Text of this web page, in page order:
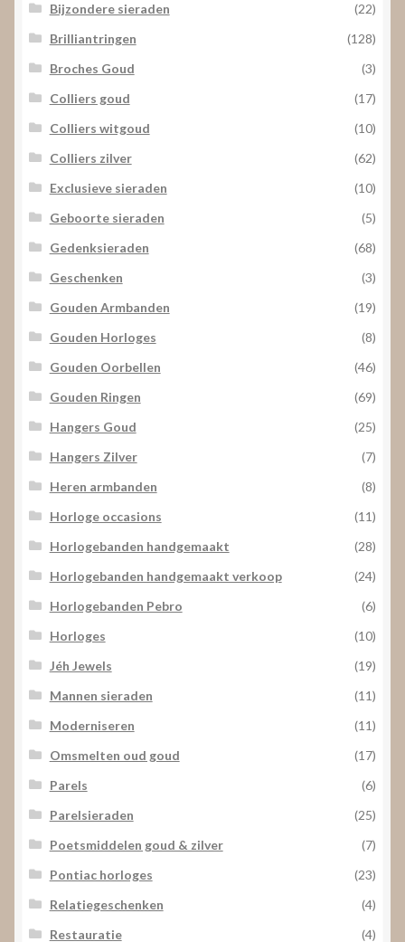
Bijzondere sieraden
(22)
Brilliantringen
(128)
Broches Goud
(3)
Colliers goud
(17)
Colliers witgoud
(10)
Colliers zilver
(62)
Exclusieve sieraden
(10)
Geboorte sieraden
(5)
Gedenksieraden
(68)
Geschenken
(3)
Gouden Armbanden
(19)
Gouden Horloges
(8)
Gouden Oorbellen
(46)
Gouden Ringen
(69)
Hangers Goud
(25)
Hangers Zilver
(7)
Heren armbanden
(8)
Horloge occasions
(11)
Horlogebanden handgemaakt
(28)
Horlogebanden handgemaakt verkoop
(24)
Horlogebanden Pebro
(6)
Horloges
(10)
Jéh Jewels
(19)
Mannen sieraden
(11)
Moderniseren
(11)
Omsmelten oud goud
(17)
Parels
(6)
Parelsieraden
(25)
Poetsmiddelen goud & zilver
(7)
Pontiac horloges
(23)
Relatiegeschenken
(4)
Restauratie
(4)